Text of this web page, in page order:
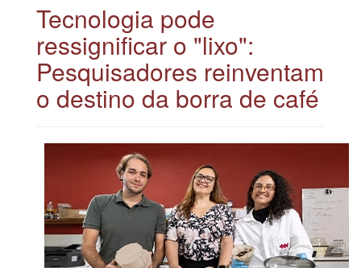
Tecnologia pode
ressignificar o "lixo":
Pesquisadores reinventam
o destino da borra de café